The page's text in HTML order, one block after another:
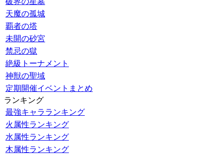
天魔の孤城
覇者の塔
未開の砂宮
禁忌の獄
絶級トーナメント
神獣の聖域
定期開催イベントまとめ
ランキング
最強キャラランキング
火属性ランキング
水属性ランキング
木属性ランキング